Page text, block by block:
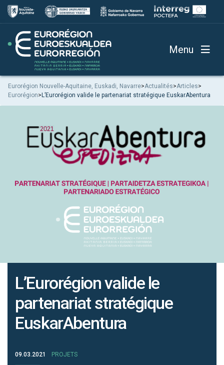
Menu
Eurorégion Nouvelle-Aquitaine, Euskadi, Navarre>Actualités>Articles>
Eurorégion> L’Eurorégion valide le partenariat stratégique EuskarAbentura
L’Eurorégion valide le
partenariat stratégique
EuskarAbentura
09.03.2021 PROJETS